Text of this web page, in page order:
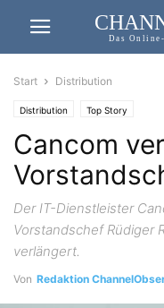
Das
Start Distribution
Distribution Top Story
Cancom
Der IT-Dienstleister
Vorstandschef Rüdiger
verlängert.
Von Redaktion